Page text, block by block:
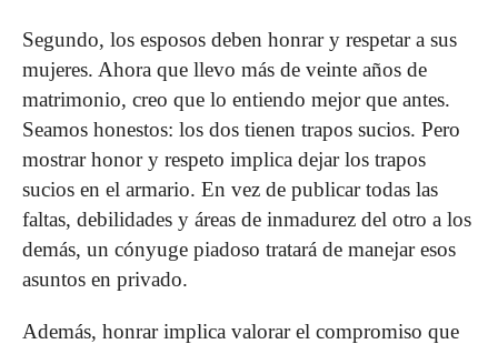
Segundo, los esposos deben honrar y respetar a sus
mujeres. Ahora que llevo más de veinte años de
matrimonio, creo que lo entiendo mejor que antes.
Seamos honestos: los dos tienen trapos sucios. Pero
mostrar honor y respeto implica dejar los trapos
sucios en el armario. En vez de publicar todas las
faltas, debilidades y áreas de inmadurez del otro a los
demás, un cónyuge piadoso tratará de manejar esos
asuntos en privado.
Además, honrar implica valorar el compromiso que